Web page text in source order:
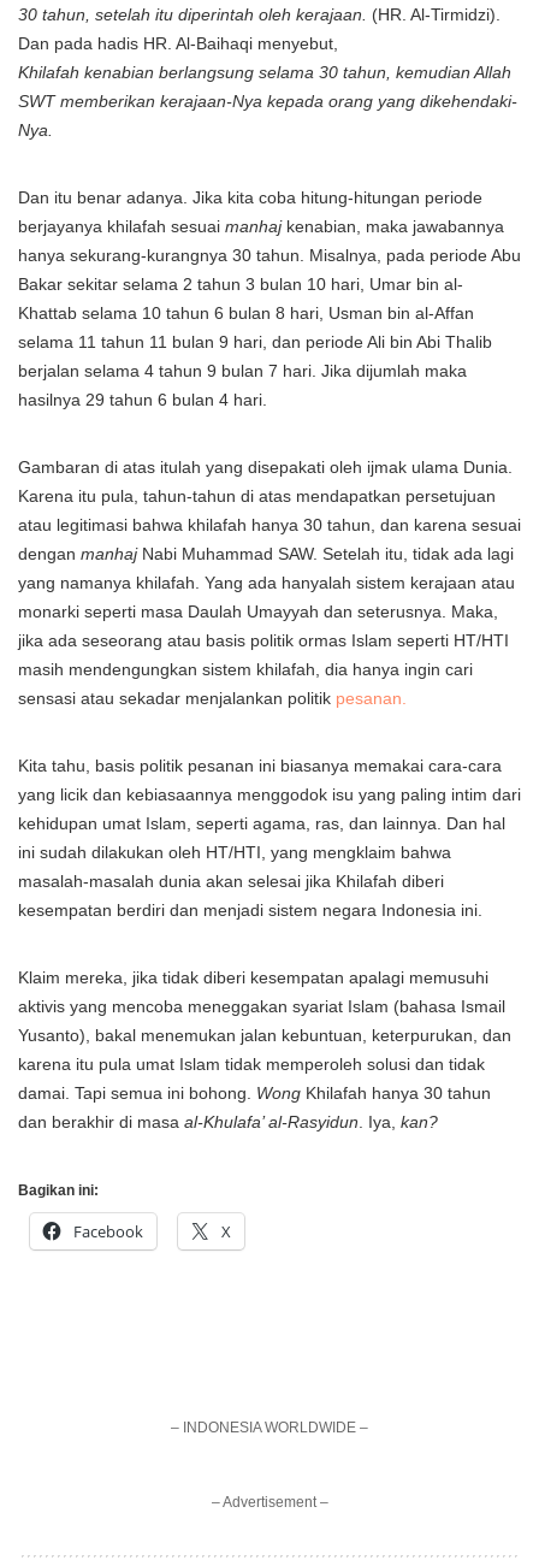
30 tahun, setelah itu diperintah oleh kerajaan. (HR. Al-Tirmidzi).
Dan pada hadis HR. Al-Baihaqi menyebut,
Khilafah kenabian berlangsung selama 30 tahun, kemudian Allah
SWT memberikan kerajaan-Nya kepada orang yang dikehendaki-
Nya.
Dan itu benar adanya. Jika kita coba hitung-hitungan periode
berjayanya khilafah sesuai manhaj kenabian, maka jawabannya
hanya sekurang-kurangnya 30 tahun. Misalnya, pada periode Abu
Bakar sekitar selama 2 tahun 3 bulan 10 hari, Umar bin al-
Khattab selama 10 tahun 6 bulan 8 hari, Usman bin al-Affan
selama 11 tahun 11 bulan 9 hari, dan periode Ali bin Abi Thalib
berjalan selama 4 tahun 9 bulan 7 hari. Jika dijumlah maka
hasilnya 29 tahun 6 bulan 4 hari.
Gambaran di atas itulah yang disepakati oleh ijmak ulama Dunia.
Karena itu pula, tahun-tahun di atas mendapatkan persetujuan
atau legitimasi bahwa khilafah hanya 30 tahun, dan karena sesuai
dengan manhajNabi Muhammad SAW. Setelah itu, tidak ada lagi
yang namanya khilafah. Yang ada hanyalah sistem kerajaan atau
monarki seperti masa Daulah Umayyah dan seterusnya. Maka,
jika ada seseorang atau basis politik ormas Islam seperti HT/HTI
masih mendengungkan sistem khilafah, dia hanya ingin cari
sensasi atau sekadar menjalankan politik pesanan.
Kita tahu, basis politik pesanan ini biasanya memakai cara-cara
yang licik dan kebiasaannya menggodok isu yang paling intim dari
kehidupan umat Islam, seperti agama, ras, dan lainnya. Dan hal
ini sudah dilakukan oleh HT/HTI, yang mengklaim bahwa
masalah-masalah dunia akan selesai jika Khilafah diberi
kesempatan berdiri dan menjadi sistem negara Indonesia ini.
Klaim mereka, jika tidak diberi kesempatan apalagi memusuhi
aktivis yang mencoba meneggakan syariat Islam (bahasa Ismail
Yusanto), bakal menemukan jalan kebuntuan, keterpurukan, dan
karena itu pula umat Islam tidak memperoleh solusi dan tidak
damai. Tapi semua ini bohong. Wong Khilafah hanya 30 tahun
dan berakhir di masa al-Khulafa’ al-Rasyidun . Iya, kan?
Bagikan ini:
Facebook X
– INDONESIA WORLDWIDE –
– Advertisement –